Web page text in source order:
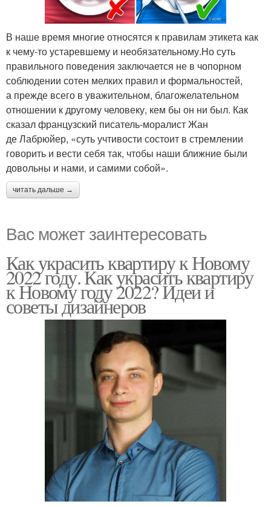
В наше время многие относятся к правилам этикета как
к чему-то устаревшему и необязательному.Но суть
правильного поведения заключается не в чопорном
соблюдении сотен мелких правил и формальностей,
а прежде всего в уважительном, благожелательном
отношении к другому человеку, кем бы он ни был. Как
сказал французский писатель-моралист Жан
де Лабрюйер, «суть учтивости состоит в стремлении
говорить и вести себя так, чтобы наши ближние были
довольны и нами, и самими собой».
читать дальше →
Вас может заинтересовать
Как украсить квартиру к Новому
2022 году. Как украсить квартиру
к Новому году 2022? Идеи и
советы дизайнеров